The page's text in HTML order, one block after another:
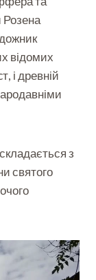
Розена
відомих
і древній
з
святого